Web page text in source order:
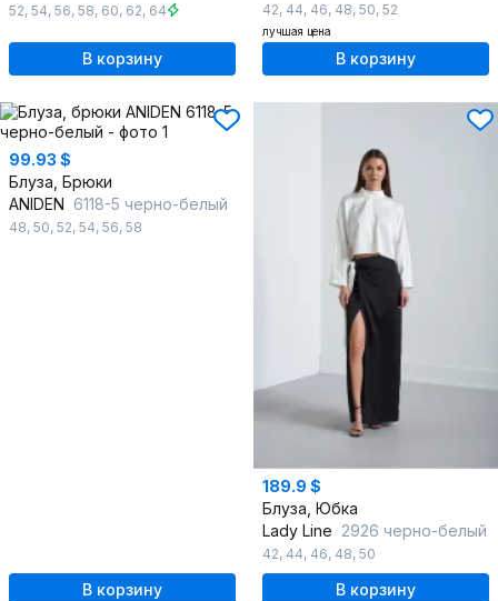
52, 54, 56, 58, 60, 62, 64
В корзину
42, 44, 46, 48, 50, 52
лучшая цена
В корзину
99.93 $
Блуза, Брюки
ANIDEN 6118-5 черно-белый
48, 50, 52, 54, 56, 58
В корзину
189.9 $
Блуза, Юбка
Lady Line 2926 черно-белый
42, 44, 46, 48, 50
В корзину